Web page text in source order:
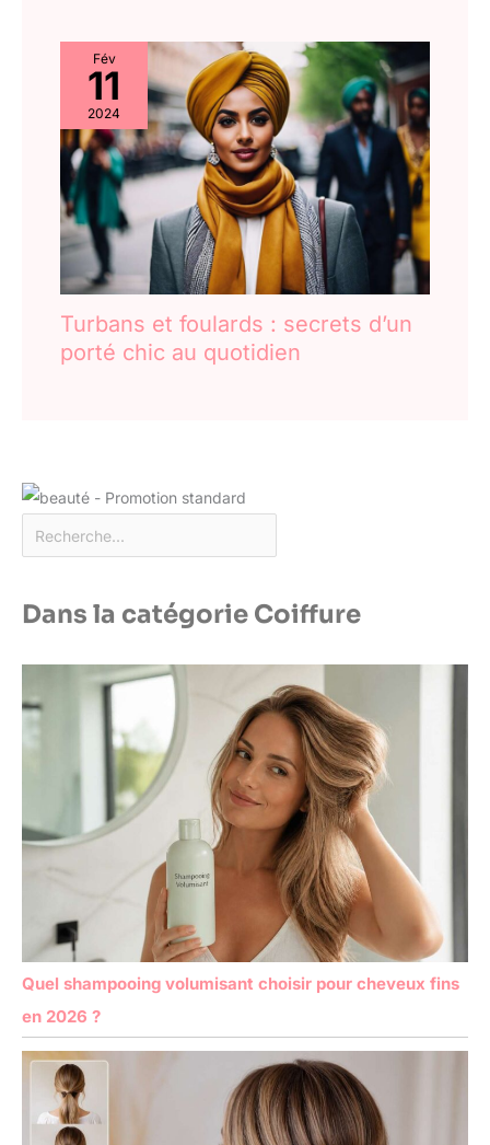
Fév
11
2024
Turbans et foulards : secrets d’un
porté chic au quotidien
Dans la catégorie Coiffure
Quel shampooing volumisant choisir pour cheveux fins
en 2026 ?